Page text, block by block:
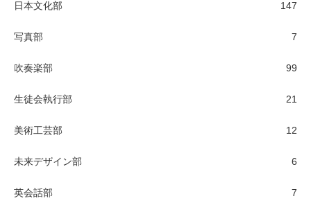
日本文化部 147
写真部 7
吹奏楽部 99
生徒会執行部 21
美術工芸部 12
未来デザイン部 6
英会話部 7